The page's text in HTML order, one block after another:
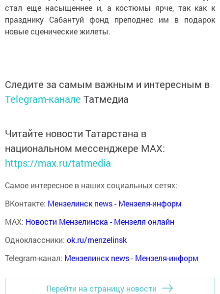
стал еще насыщеннее и, а костюмы ярче, так как к
празднику Сабантуй фонд преподнес им в подарок
новые сценические жилеты.
Следите за самым важным и интересным в
Telegram-канале Татмедиа
Читайте новости Татарстана в
национальном мессенджере MАХ:
https://max.ru/tatmedia
Самое интересное в наших социальных сетях:
ВКонтакте: Мензелинск news - Мензеля-информ
MAX: Новости Мензелинска - Мензеля онлайн
Одноклассники: ok.ru/menzelinsk
Telegram-канал: Мензелинск news - Мензеля-информ
Перейти на страницу новости